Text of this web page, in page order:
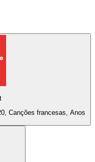
Canções francesas, Anos